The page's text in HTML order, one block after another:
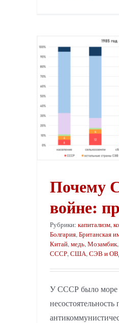
Почему
войне:
Рубрики: капитализм,
Болгария,Британская
Китай,медь,Мозамбик,
СССР,США,СЭВ и
У СССР было море